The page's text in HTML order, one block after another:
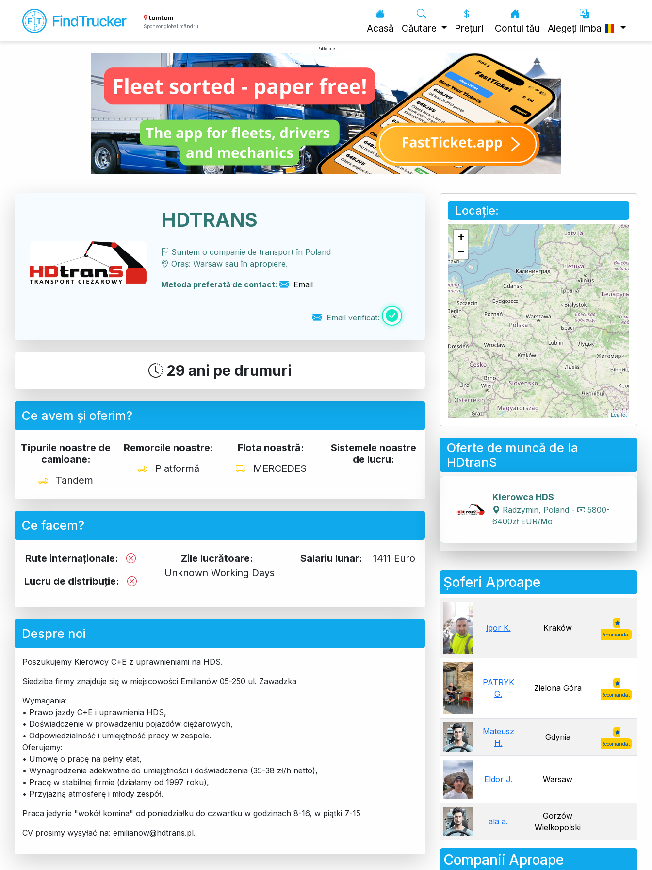
Sponsor global mândru Acasă Căutare Prețuri Contul tău Alegeți limba
Publicitate
HDTRANS
Suntem o companie de transport în Poland
Oraș: Warsaw sau în apropiere.
Metoda preferată de contact: Email
Email verificat:
29 ani pe drumuri
Ce avem și oferim?
Tipurile noastre de
camioane:
Tandem
Remorcile noastre:
Platformă
Flota noastră:
MERCEDES
Sistemele noastre
de lucru:
Ce facem?
Rute internaționale:
Lucru de distribuție:
Zile lucrătoare:
Unknown Working Days
Salariu lunar: 1411 Euro
Despre noi
Poszukujemy Kierowcy C+E z uprawnieniami na HDS.
Siedziba firmy znajduje się w miejscowości Emilianów 05-250 ul. Zawadzka
Wymagania:
• Prawo jazdy C+E i uprawnienia HDS,
• Doświadczenie w prowadzeniu pojazdów ciężarowych,
• Odpowiedzialność i umiejętność pracy w zespole.
Oferujemy:
• Umowę o pracę na pełny etat,
• Wynagrodzenie adekwatne do umiejętności i doświadczenia (35-38 zł/h netto),
• Pracę w stabilnej firmie (działamy od 1997 roku),
• Przyjazną atmosferę i młody zespół.
Praca jedynie "wokół komina" od poniedziałku do czwartku w godzinach 8-16, w piątki 7-15
CV prosimy wysyłać na: emilianow@hdtrans.pl.
Locație:
+
−
Leaflet
Oferte de muncă de la
HDtranS
Kierowca HDS
Radzymin, Poland -
5800-
6400zł EUR/Mo
Șoferi Aproape
Igor K. Kraków
Recomandat
PATRYK
G.
Zielona Góra
Recomandat
Mateusz
H.
Gdynia
Recomandat
Eldor J. Warsaw
ala a.
Gorzów
Wielkopolski
Companii Aproape